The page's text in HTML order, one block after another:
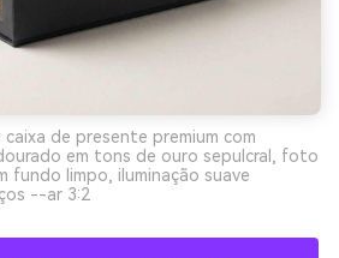
de presente premium com
em tons de ouro sepulcral, foto
fundo limpo, iluminação suave
--ar 3:2